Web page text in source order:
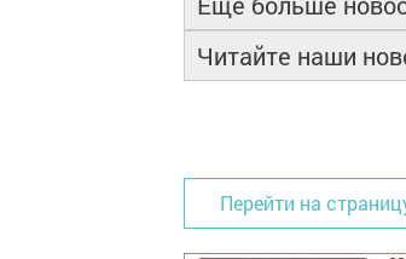
Читайте наши
Перейти на